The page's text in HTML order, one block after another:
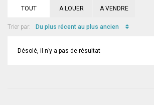
TOUT A LOUER A VENDRE
Trier par: Du plus récent au plus ancien
Désolé, il n’y a pas de résultat